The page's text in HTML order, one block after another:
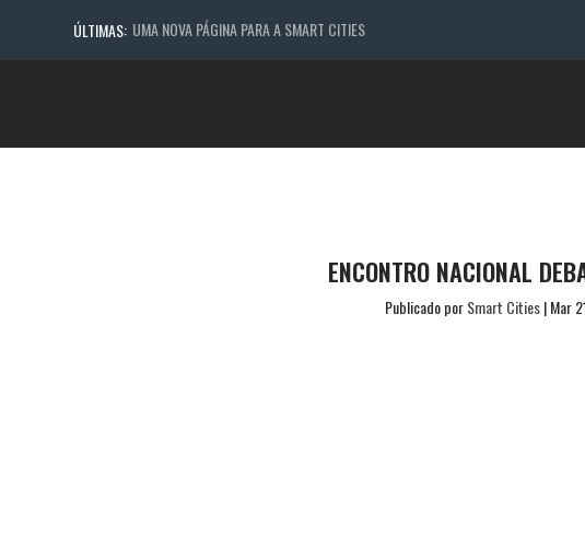
ÚLTIMAS: UMA NOVA PÁGINA PARA A SMART CITIES
ENCONTRO NACIONAL
Publicado porSmart Cities|Mar